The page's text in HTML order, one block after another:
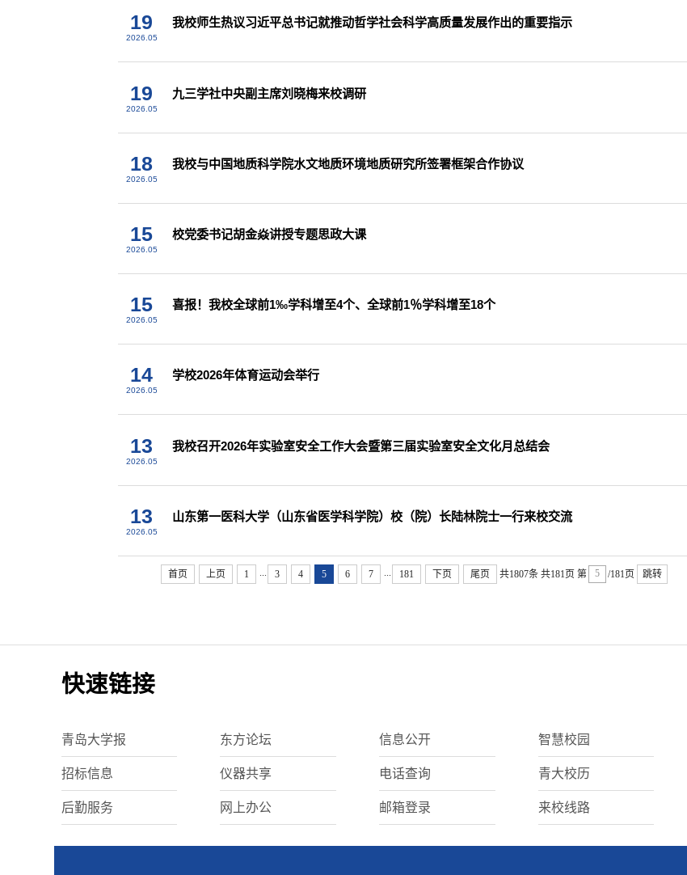
19
2026.05
我校师生热议习近平总书记就推动哲学社会科学高质量发展作出的重要指示
19
2026.05
九三学社中央副主席刘晓梅来校调研
18
2026.05
我校与中国地质科学院水文地质环境地质研究所签署框架合作协议
15
2026.05
校党委书记胡金焱讲授专题思政大课
15
2026.05
喜报！我校全球前1‰学科增至4个、全球前1％学科增至18个
14
2026.05
学校2026年体育运动会举行
13
2026.05
我校召开2026年实验室安全工作大会暨第三届实验室安全文化月总结会
13
2026.05
山东第一医科大学（山东省医学科学院）校（院）长陆林院士一行来校交流
首页 上页 1 ... 3 4 5 6 7 ... 181 下页 尾页 共1807条 共181页 第 /181页 跳转
快速链接
青岛大学报 东方论坛 信息公开 智慧校园
招标信息 仪器共享 电话查询 青大校历
后勤服务 网上办公 邮箱登录 来校线路